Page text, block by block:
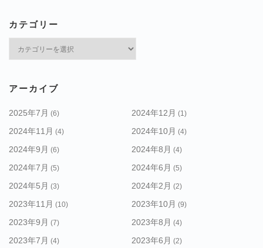
カテゴリー
ー
アーカイブ
2025年7月 (6) 2024年12月 (1)
2024年11月 (4) 2024年10月 (4)
2024年9月 (6) 2024年8月 (4)
2024年7月 (5) 2024年6月 (5)
2024年5月 (3) 2024年2月 (2)
2023年11月 (10) 2023年10月 (9)
2023年9月 (7) 2023年8月 (4)
2023年7月 (4) 2023年6月 (2)